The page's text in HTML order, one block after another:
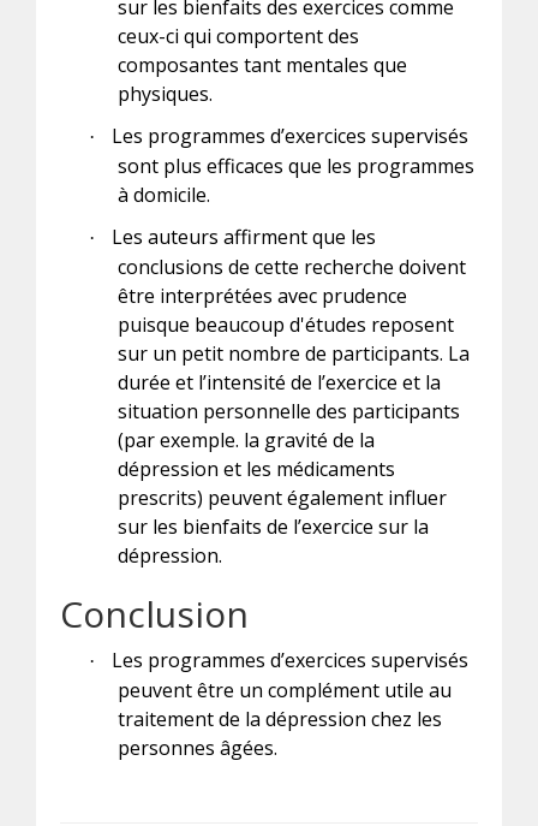
sur les bienfaits des exercices comme
ceux-ci qui comportent des
composantes tant mentales que
physiques.
·
Les programmes d’exercices supervisés
sont plus efficaces que les programmes
à domicile.
·
Les auteurs affirment que les
conclusions de cette recherche doivent
être interprétées avec prudence
puisque beaucoup d'études reposent
sur un petit nombre de participants. La
durée et l’intensité de l’exercice et la
situation personnelle des participants
(par exemple. la gravité de la
dépression et les médicaments
prescrits) peuvent également influer
sur les bienfaits de l’exercice sur la
dépression.
Conclusion
·
Les programmes d’exercices supervisés
peuvent être un complément utile au
traitement de la dépression chez les
personnes âgées.